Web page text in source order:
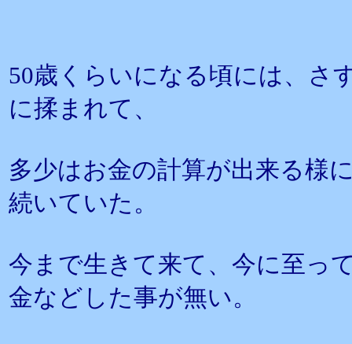
50歳くらいになる頃には、さ
に揉まれて、
多少はお金の計算が出来る様
続いていた。
今まで生きて来て、今に至っ
金などした事が無い。